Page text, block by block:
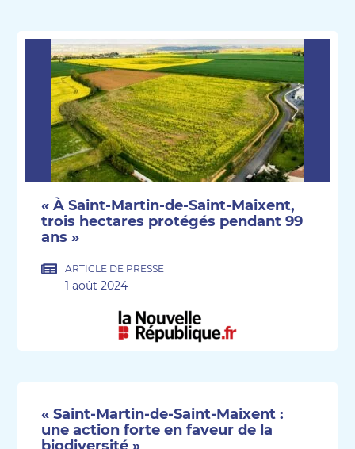
« À Saint-Martin-de-Saint-Maixent,
trois hectares protégés pendant 99
ans »
ARTICLE DE PRESSE
1 août 2024
« Saint-Martin-de-Saint-Maixent :
une action forte en faveur de la